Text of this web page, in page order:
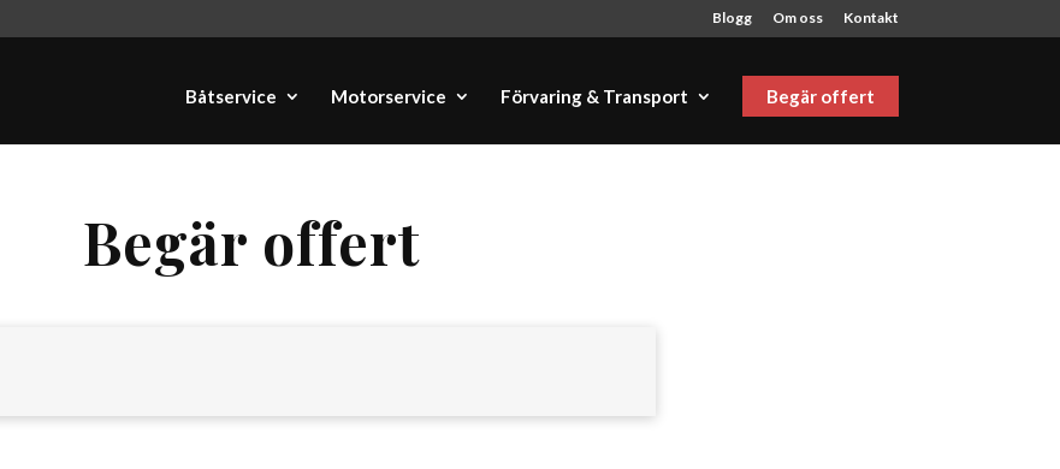
Blogg Om oss Kontakt
Båtservice Motorservice Förvaring & Transport Begär offert
Begär offert